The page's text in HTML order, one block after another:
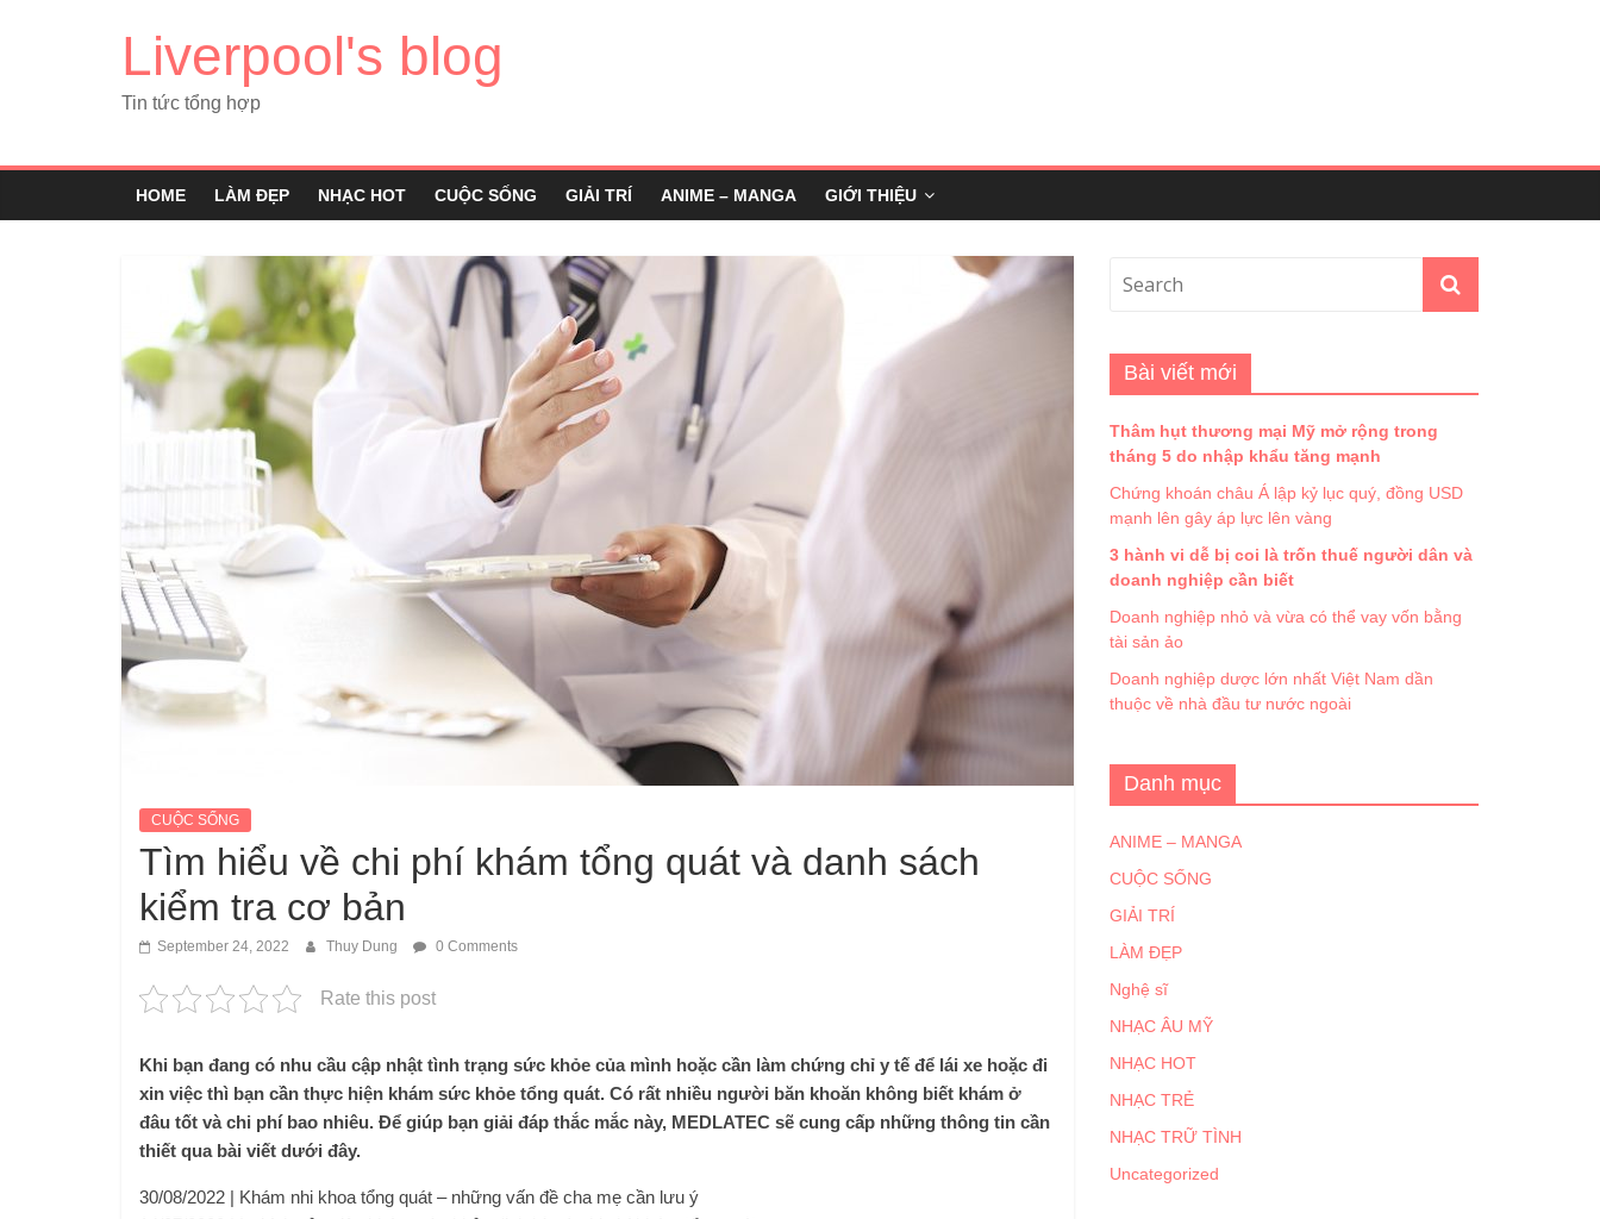
Liverpool's blog
Tin tức tổng hợp
HOME LÀM ĐẸP NHẠC HOT CUỘC SỐNG GIẢI TRÍ ANIME – MANGA GIỚI THIỆU
CUỘC SỐNG
Tìm hiểu về chi phí khám tổng quát và danh sách
kiểm tra cơ bản
September 24, 2022 Thuy Dung 0 Comments
Rate this post
Khi bạn đang có nhu cầu cập nhật tình trạng sức khỏe của mình hoặc cần làm chứng chỉ y tế để lái xe hoặc đi
xin việc thì bạn cần thực hiện khám sức khỏe tổng quát. Có rất nhiều người băn khoăn không biết khám ở
đâu tốt và chi phí bao nhiêu. Để giúp bạn giải đáp thắc mắc này, MEDLATEC sẽ cung cấp những thông tin cần
thiết qua bài viết dưới đây.
30/08/2022 | Khám nhi khoa tổng quát – những vấn đề cha mẹ cần lưu ý
Bài viết mới
Thâm hụt thương mại Mỹ mở rộng trong
tháng 5 do nhập khẩu tăng mạnh
Chứng khoán châu Á lập kỷ lục quý, đồng USD
mạnh lên gây áp lực lên vàng
3 hành vi dễ bị coi là trốn thuế người dân và
doanh nghiệp cần biết
Doanh nghiệp nhỏ và vừa có thể vay vốn bằng
tài sản ảo
Doanh nghiệp dược lớn nhất Việt Nam dần
thuộc về nhà đầu tư nước ngoài
Danh mục
ANIME – MANGA
CUỘC SỐNG
GIẢI TRÍ
LÀM ĐẸP
Nghệ sĩ
NHẠC ÂU MỸ
NHẠC HOT
NHẠC TRẺ
NHẠC TRỮ TÌNH
Uncategorized